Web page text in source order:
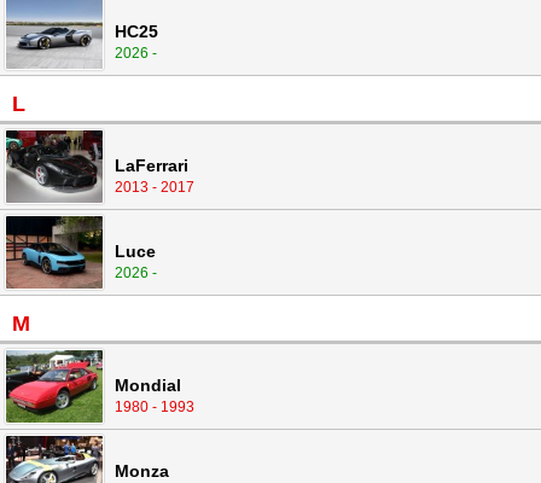
HC25
2026 -
L
LaFerrari
2013 - 2017
Luce
2026 -
M
Mondial
1980 - 1993
Monza